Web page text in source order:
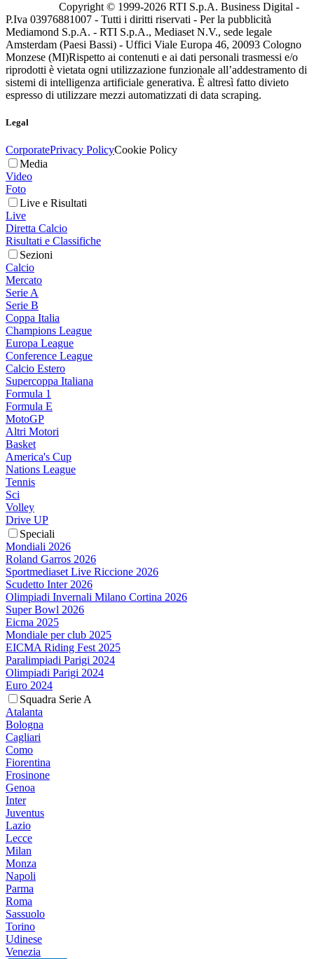
Copyright © 1999-2026 RTI S.p.A. Business Digital -
P.Iva 03976881007 - Tutti i diritti riservati - Per la pubblicità
Mediamond S.p.A. - RTI S.p.A., Mediaset N.V., sede legale
Amsterdam (Paesi Bassi) - Uffici Viale Europa 46, 20093 Cologno
Monzese (MI)Rispetto ai contenuti e ai dati personali trasmessi e/o
riprodotti è vietata ogni utilizzazione funzionale all’addestramento di
sistemi di intelligenza artificiale generativa. È altresì fatto divieto
espresso di utilizzare mezzi automatizzati di data scraping.
Legal
CorporatePrivacy PolicyCookie Policy
Media
Video
Foto
Live e Risultati
Live
Diretta Calcio
Risultati e Classifiche
Sezioni
Calcio
Mercato
Serie A
Serie B
Coppa Italia
Champions League
Europa League
Conference League
Calcio Estero
Supercoppa Italiana
Formula 1
Formula E
MotoGP
Altri Motori
Basket
America's Cup
Nations League
Tennis
Sci
Volley
Drive UP
Speciali
Mondiali 2026
Roland Garros 2026
Sportmediaset Live Riccione 2026
Scudetto Inter 2026
Olimpiadi Invernali Milano Cortina 2026
Super Bowl 2026
Eicma 2025
Mondiale per club 2025
EICMA Riding Fest 2025
Paralimpiadi Parigi 2024
Olimpiadi Parigi 2024
Euro 2024
Squadra Serie A
Atalanta
Bologna
Cagliari
Como
Fiorentina
Frosinone
Genoa
Inter
Juventus
Lazio
Lecce
Milan
Monza
Napoli
Parma
Roma
Sassuolo
Torino
Udinese
Venezia